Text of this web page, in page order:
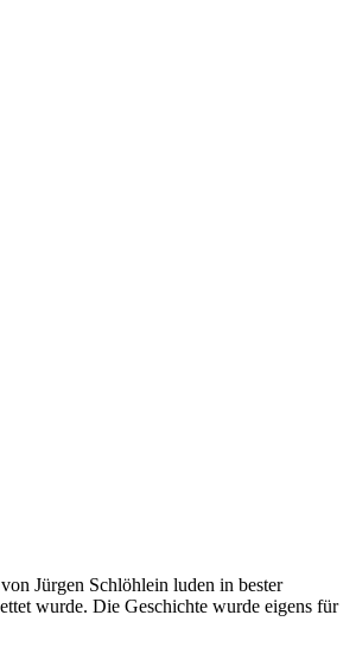
Jürgen Schlöhlein luden in bester
wurde. Die Geschichte wurde eigens für